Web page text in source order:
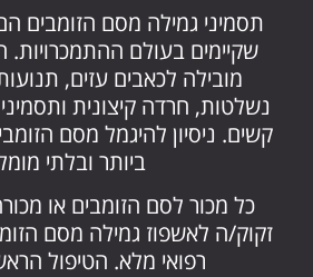
תסמיני גמילה מסם הזומבים
שקיימים בעולם
מובילה לכאבים עזים,
נשלטות, חרדה קיצונית
קשים. ניסיון להיגמל מסם
ביותר ובלתי
כל מכור לסם הזומבים או
זקוק/ה לאשפוז גמילה מסם
רפואי מלא. הטיפול